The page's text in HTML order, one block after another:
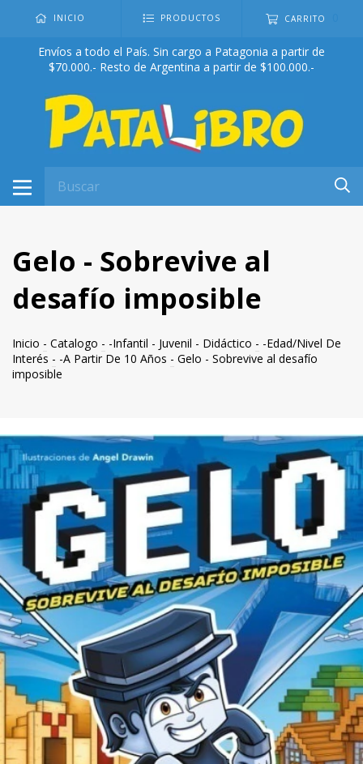
INICIO PRODUCTOS CARRITO
Envíos a todo el País. Sin cargo a Patagonia a partir de
$70.000.- Resto de Argentina a partir de $100.000.-
Gelo - Sobrevive al
desafío imposible
Inicio - Catalogo - -Infantil - Juvenil - Didáctico - -Edad/Nivel De
Interés - -A Partir De 10 Años - Gelo - Sobrevive al desafío
imposible